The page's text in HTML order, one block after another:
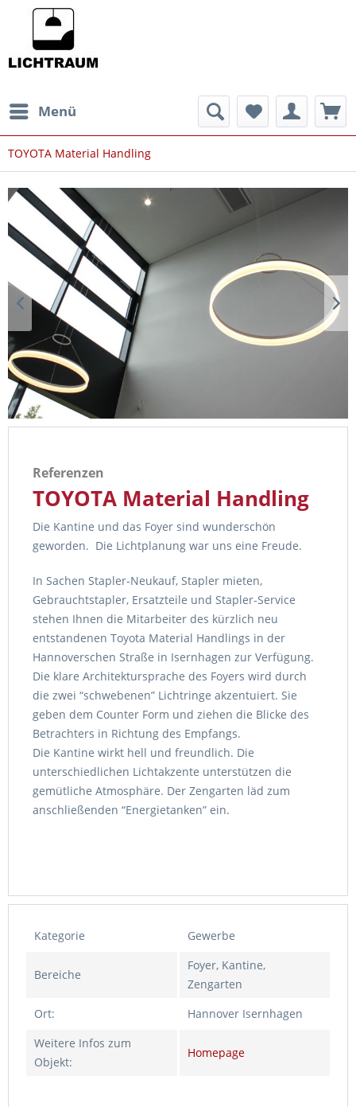
Menü
TOYOTA Material Handling
Referenzen
TOYOTA Material Handling
Die Kantine und das Foyer sind wunderschön
geworden. Die Lichtplanung war uns eine Freude.
In Sachen Stapler-Neukauf, Stapler mieten,
Gebrauchtstapler, Ersatzteile und Stapler-Service
stehen Ihnen die Mitarbeiter des kürzlich neu
entstandenen Toyota Material Handlings in der
Hannoverschen Straße in Isernhagen zur Verfügung.
Die klare Architektursprache des Foyers wird durch
die zwei “schwebenen” Lichtringe akzentuiert. Sie
geben dem Counter Form und ziehen die Blicke des
Betrachters in Richtung des Empfangs.
Die Kantine wirkt hell und freundlich. Die
unterschiedlichen Lichtakzente unterstützen die
gemütliche Atmosphäre. Der Zengarten läd zum
anschließenden “Energietanken” ein.
Kategorie Gewerbe
Bereiche
Foyer, Kantine,
Zengarten
Ort:
Hannover Isernhagen
Weitere Infos zum
Objekt:
Homepage